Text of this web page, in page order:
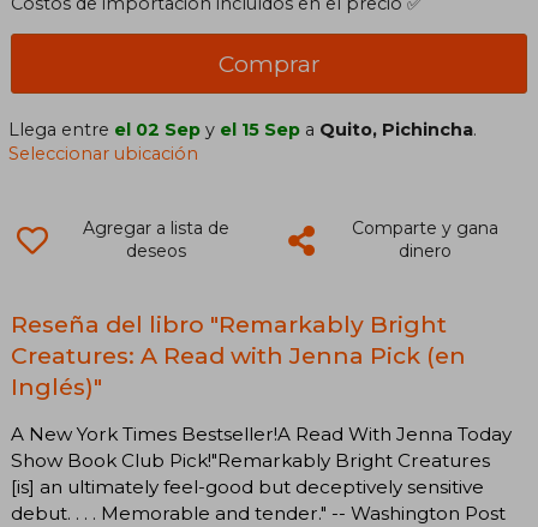
Comprar
Llega entre el 02 Sep y el 15 Sep a Quito, Pichincha.
Seleccionar ubicación
Agregar a lista de
deseos
Comparte y gana
dinero
Reseña del libro "Remarkably Bright
Creatures: A Read with Jenna Pick (en
Inglés)"
A New York Times Bestseller!A Read With Jenna Today
Show Book Club Pick!"Remarkably Bright Creatures
[is] an ultimately feel-good but deceptively sensitive
debut. . . . Memorable and tender." -- Washington Post